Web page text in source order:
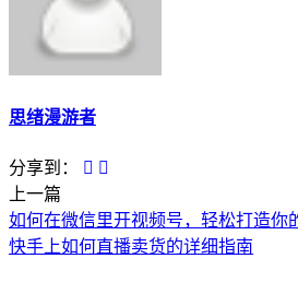
思绪漫游者
分享到：
上一篇
如何在微信里开视频号，轻松打造你
快手上如何直播卖货的详细指南